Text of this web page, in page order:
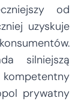
od
uzyskuje
silniejszą
prywatny